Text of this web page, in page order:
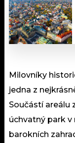
Milovníky
jedna z
Součástí areálu
úchvatný park
barokních